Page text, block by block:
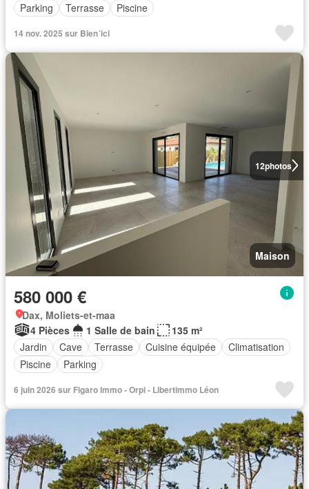
Parking
Terrasse Piscine
14 nov. 2025 sur Bien´ici
12photos
Maison
580 000 €
Dax, Moliets-et-maa
4 Pièces
1 Salle de bain
135 m²
Jardin
Cave Terrasse Cuisine équipée
Climatisation
Piscine
Parking
6 juin 2026 sur Figaro Immo - Orpi - Libertimmo Léon